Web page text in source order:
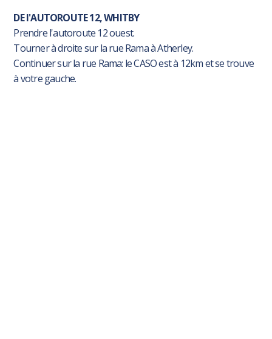
DE l'AUTOROUTE 12, WHITBY
Prendre l'autoroute 12 ouest.
Tourner à droite sur la rue Rama à Atherley.
Continuer sur la rue Rama: le CASO est à 12km et se trouve
à votre gauche.